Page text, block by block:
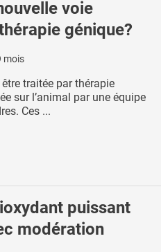
voie
génique?
mois
traitée par thérapie
sur l’animal par une équipe
Ces ...
puissant
modération